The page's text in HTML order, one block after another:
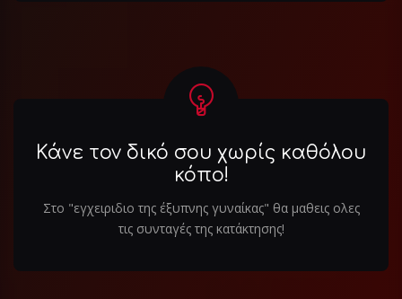
Κάνε τον δικό σου χωρίς καθόλου
κόπο!
Στο "εγχειριδιο της έξυπνης γυναίκας" θα μαθεις ολες
τις συνταγές της κατάκτησης!